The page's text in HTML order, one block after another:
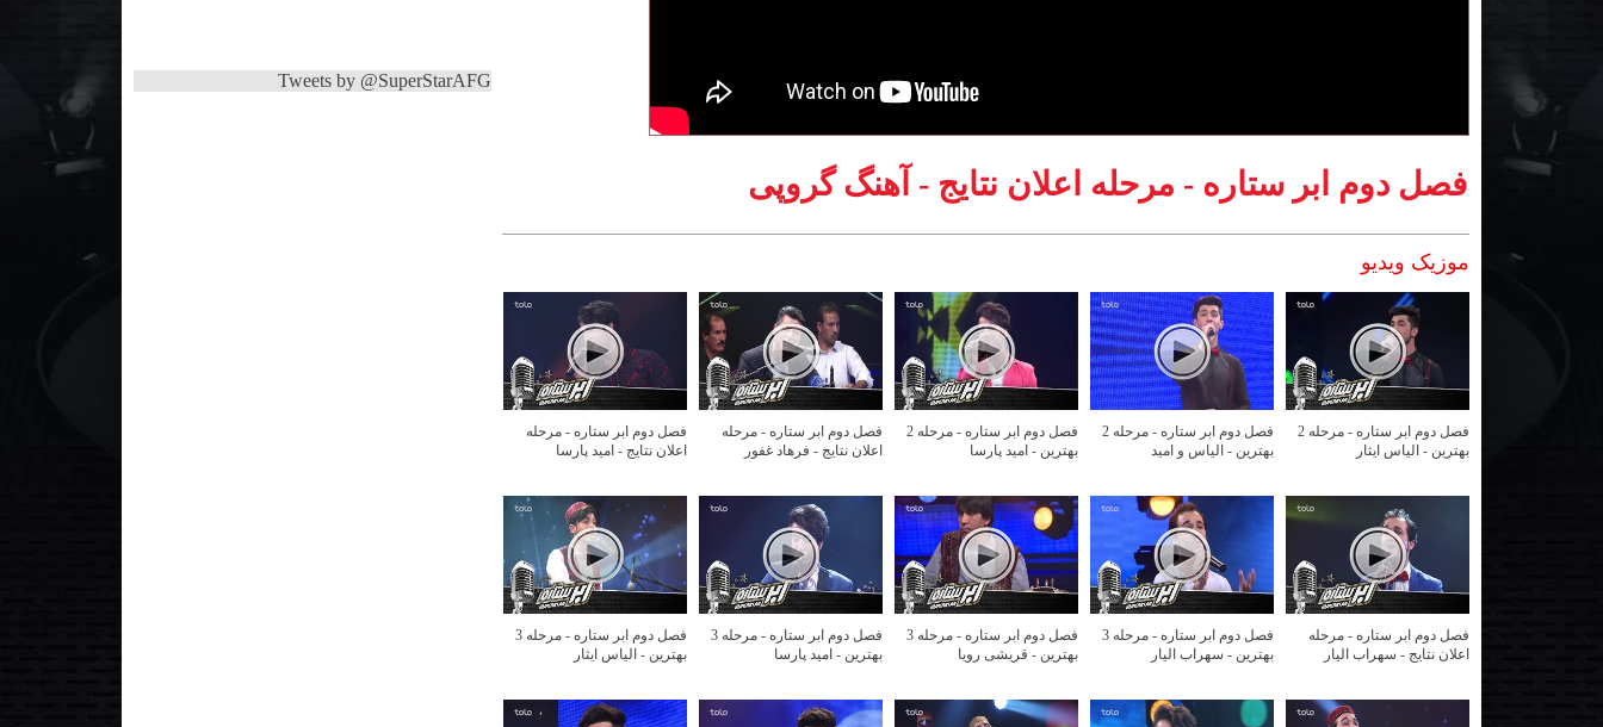
فصل دوم ابر ستاره - مرحله اعلان نتایج - آهنگ گروپی
موزیک ویدیو
فصل دوم ابر ستاره - مرحله 2
بهترین - الیاس ایثار
فصل دوم ابر ستاره - مرحله 2
بهترین - الیاس و امید
فصل دوم ابر ستاره - مرحله 2
بهترین - امید پارسا
فصل دوم ابر ستاره - مرحله
اعلان نتایج - فرهاد غفور
فصل دوم ابر ستاره - مرحله
اعلان نتایج - امید پارسا
فصل دوم ابر ستاره - مرحله
اعلان نتایج - سهراب الیار
فصل دوم ابر ستاره - مرحله 3
بهترین - سهراب الیار
فصل دوم ابر ستاره - مرحله 3
بهترین - قریشی رویا
فصل دوم ابر ستاره - مرحله 3
بهترین - امید پارسا
فصل دوم ابر ستاره - مرحله 3
بهترین - الیاس ایثار
Tweets by @SuperStarAFG